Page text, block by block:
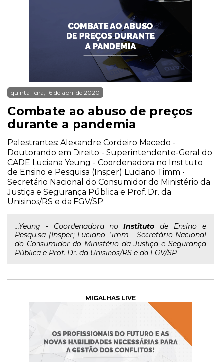
quinta-feira, 16 de abril de 2020
Combate ao abuso de preços
durante a pandemia
Palestrantes: Alexandre Cordeiro Macedo -
Doutorando em Direito - Superintendente-Geral do
CADE Luciana Yeung - Coordenadora no Instituto
de Ensino e Pesquisa (Insper) Luciano Timm -
Secretário Nacional do Consumidor do Ministério da
Justiça e Segurança Pública e Prof. Dr. da
Unisinos/RS e da FGV/SP
...Yeung - Coordenadora noInstituto de Ensino e
Pesquisa (Insper) Luciano Timm - Secretário Nacional
do Consumidor do Ministério da Justiça e Segurança
Pública e Prof. Dr. da Unisinos/RS e da FGV/SP
MIGALHAS LIVE